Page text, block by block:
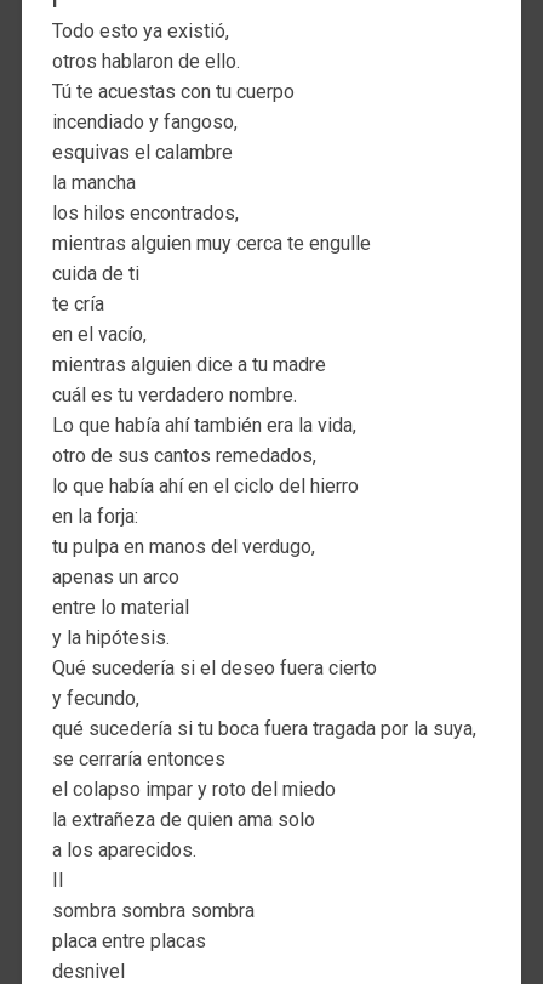
Todo esto ya existió,
otros hablaron de ello.
Tú te acuestas con tu cuerpo
incendiado y fangoso,
esquivas el calambre
la mancha
los hilos encontrados,
mientras alguien muy cerca te engulle
cuida de ti
te cría
en el vacío,
mientras alguien dice a tu madre
cuál es tu verdadero nombre.
Lo que había ahí también era la vida,
otro de sus cantos remedados,
lo que había ahí en el ciclo del hierro
en la forja:
tu pulpa en manos del verdugo,
apenas un arco
entre lo material
y la hipótesis.
Qué sucedería si el deseo fuera cierto
y fecundo,
qué sucedería si tu boca fuera tragada por la suya,
se cerraría entonces
el colapso impar y roto del miedo
la extrañeza de quien ama solo
a los aparecidos.
II
sombra sombra sombra
placa entre placas
desnivel